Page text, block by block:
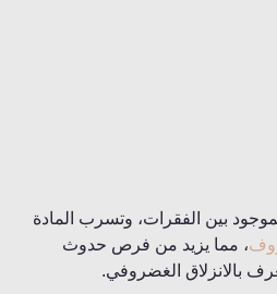
بين الفقرات، وتسرب المادة
، مما يزيد من فرص حدوث
بالانزلاق الغضروفي.